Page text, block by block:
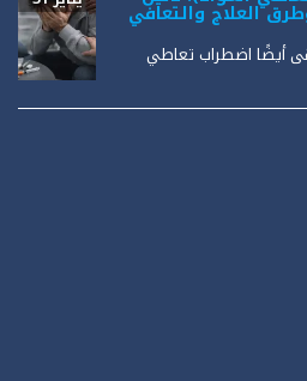
العلاج والتعافي
أيضًا اضطراب تعاطي